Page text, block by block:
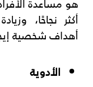
أكثر نجاحًا،
أهداف شخصية
الأدوية